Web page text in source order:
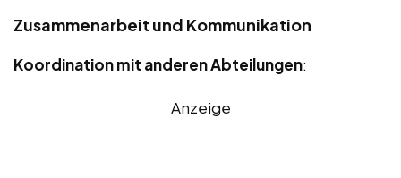
Zusammenarbeit und Kommunikation
Koordination mit anderen Abteilungen:
Anzeige